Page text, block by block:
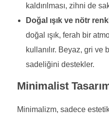
kaldırılması, zihni de
Doğal ışık ve nötr
doğal ışık, ferah bir
kullanılır. Beyaz, gri ve
sadeliğini destekler.
Minimalist
Minimalizm, sadece